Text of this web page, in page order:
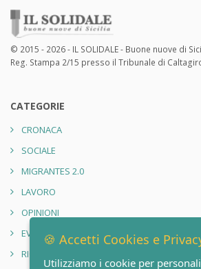
© 2015 - 2026 - IL SOLIDALE - Buone nuove di
Reg. Stampa 2/15 presso il Tribunale di
CATEGORIE
CRONACA
SOCIALE
MIGRANTES 2.0
LAVORO
OPINIONI
EVENTI
RIONE SANITÀ 2.0
🍪 Accetti Cookies e
Utilizziamo i cookie per